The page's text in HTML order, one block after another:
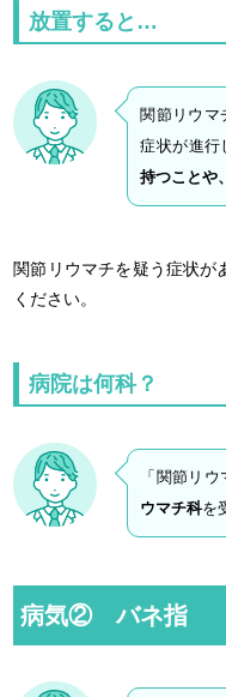
放置すると…
関節リウマ
症状が進行
持つことや
関節リウマチを疑う症状が
ください。
病院は何科？
「関節リ
ウマチ科を
病気② バネ指